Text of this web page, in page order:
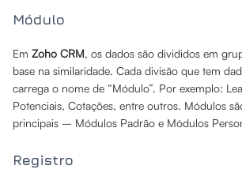
Módulo
Em Zoho CRM, os dados são divididos em
base na similaridade. Cada divisão que tem
carrega o nome de “Módulo”. Por exemplo:
Potenciais, Cotações, entre outros. Módulos
principais – Módulos Padrão e Módulos
Registro